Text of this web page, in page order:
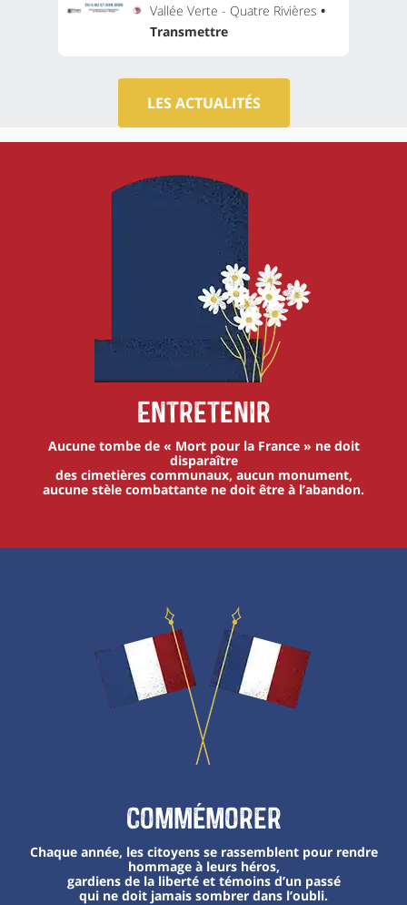
Vallée Verte - Quatre Rivières •
Transmettre
LES ACTUALITÉS
Entretenir
Aucune tombe de « Mort pour la France » ne doit
disparaître
des cimetières communaux, aucun monument,
aucune stèle combattante ne doit être à l’abandon.
Commémorer
Chaque année, les citoyens se rassemblent pour rendre
hommage à leurs héros,
gardiens de la liberté et témoins d’un passé
qui ne doit jamais sombrer dans l’oubli.